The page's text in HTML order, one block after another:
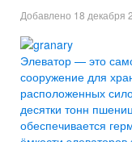
Добавлено 18 декабря
Элеватор — это
сооружение для
расположенных
десятки тонн
обеспечивается